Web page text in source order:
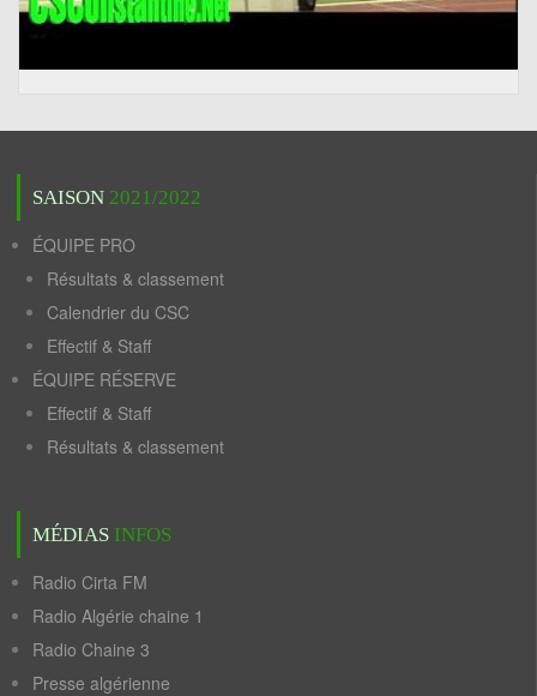
SAISON 2021/2022
ÉQUIPE PRO
Résultats & classement
Calendrier du CSC
Effectif & Staff
ÉQUIPE RÉSERVE
Effectif & Staff
Résultats & classement
MÉDIAS INFOS
Radio Cirta FM
Radio Algérie chaine 1
Radio Chaine 3
Presse algérienne